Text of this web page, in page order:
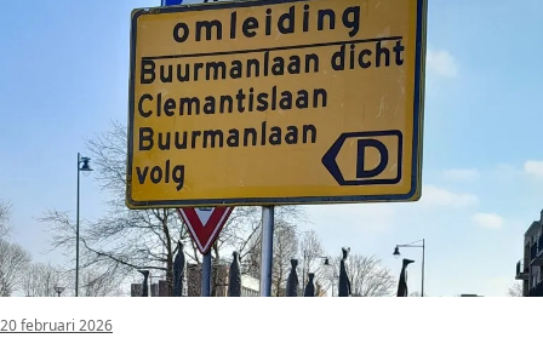
20 februari 2026